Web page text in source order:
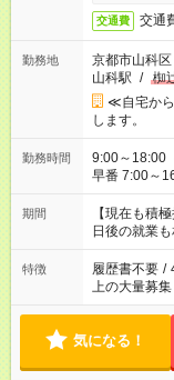
交通費 交通
勤務地
京都市山科区
山科駅 / 椥
≪自宅か
します。
勤務時間
9:00～18:00（休憩60分） ■ご
早番 7:00～16:00 遅
い」 「余裕
たくない」 な
の方へ 今ご
の勤務時間
期間
【現在も積
日後の就業
特徴 履歴書不要 /
上の大量募集
気になる！